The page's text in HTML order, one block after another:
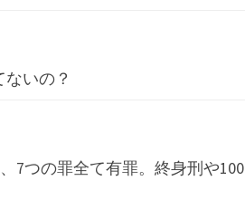
いの？
7つの罪全て有罪。終身刑や100